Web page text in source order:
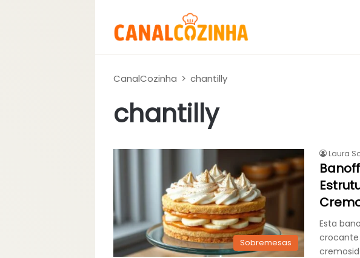
CanalCozinha > chantilly
chantilly
Sobremesas
Laura
Esta